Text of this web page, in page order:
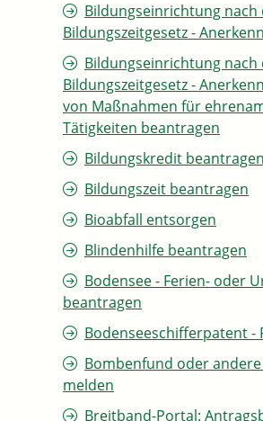
Bildungseinrichtung nach
Bildungszeitgesetz -
Bildungseinrichtung nach
Bildungszeitgesetz -
von Maßnahmen für
Tätigkeiten beantragen
Bildungskredit beantragen
Bildungszeit beantragen
Bioabfall entsorgen
Blindenhilfe beantragen
Bodensee - Ferien- oder
beantragen
Bodenseeschifferpatent -
Bombenfund oder
melden
Breitband-Portal: